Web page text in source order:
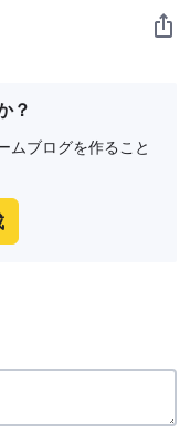
？
ムブログを作ること